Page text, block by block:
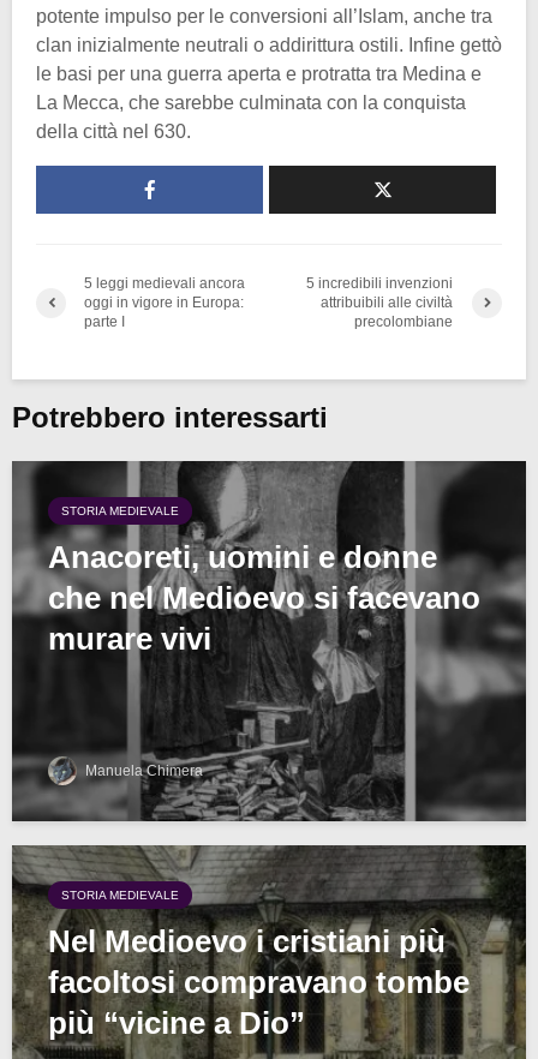
potente impulso per le conversioni all’Islam, anche tra
clan inizialmente neutrali o addirittura ostili. Infine gettò
le basi per una guerra aperta e protratta tra Medina e
La Mecca, che sarebbe culminata con la conquista
della città nel 630.
5 leggi medievali ancora
oggi in vigore in Europa:
parte I
5 incredibili invenzioni
attribuibili alle civiltà
precolombiane
Potrebbero interessarti
STORIA MEDIEVALE
Anacoreti, uomini e donne
che nel Medioevo si facevano
murare vivi
Manuela Chimera
STORIA MEDIEVALE
Nel Medioevo i cristiani più
facoltosi compravano tombe
più “vicine a Dio”